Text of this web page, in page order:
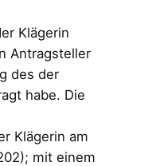
Klägerin
Antragsteller
des der
habe. Die
Klägerin am
mit einem